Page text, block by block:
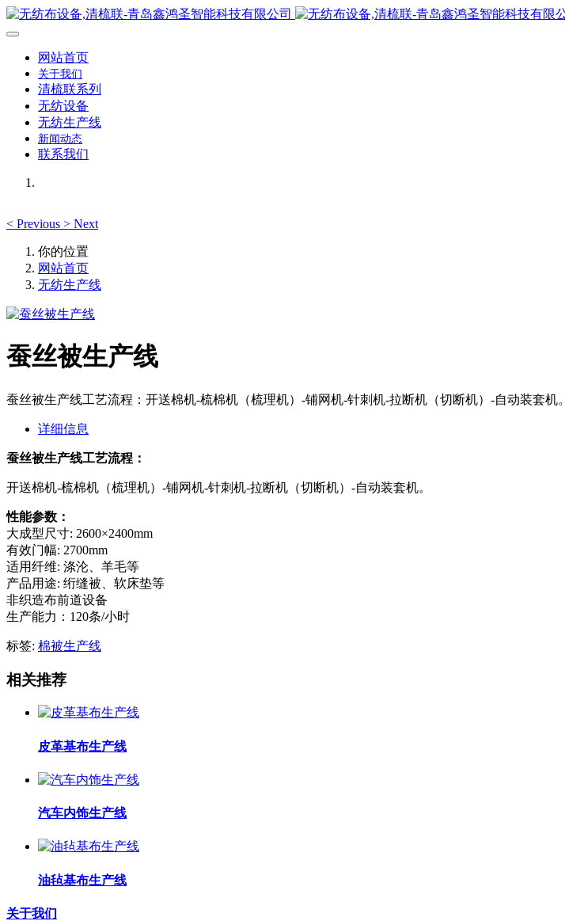
网站首页
关于我们
清梳联系列
无纺设备
无纺生产线
新闻动态
联系我们
< Previous > Next
你的位置
网站首页
无纺生产线
蚕丝被生产线
蚕丝被生产线工艺流程：开送棉机-梳棉机（梳理机）-铺网机-针刺机-拉断机（切断机）-自动装套机。
详细信息
蚕丝被生产线工艺流程：
开送棉机-梳棉机（梳理机）-铺网机-针刺机-拉断机（切断机）-自动装套机。
性能参数：
大成型尺寸: 2600×2400mm
有效门幅: 2700mm
适用纤维: 涤沦、羊毛等
产品用途: 绗缝被、软床垫等
非织造布前道设备
生产能力：120条/小时
标签: 棉被生产线
相关推荐
皮革基布生产线
汽车内饰生产线
油毡基布生产线
关于我们